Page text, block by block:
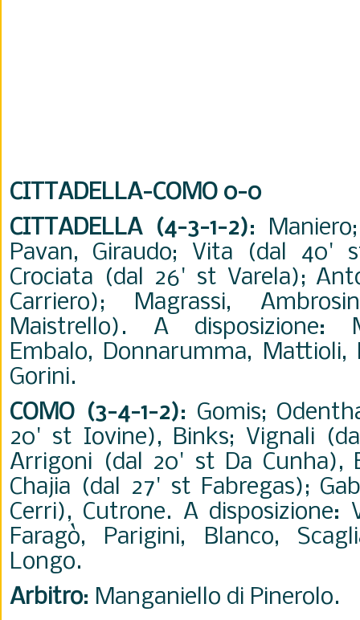
CITTADELLA-COMO 0-0
CITTADELLA (4-3-1-2):
Pavan, Giraudo; Vita (dal 40'
Crociata (dal 26' st Varela);
Carriero); Magrassi,
Maistrello). A disposizione:
Embalo, Donnarumma,
Gorini.
COMO (3-4-1-2): Gomis;
20' st Iovine), Binks; Vignali
Arrigoni (dal 20' st Da Cunha),
Chajia (dal 27' st Fabregas);
Cerri), Cutrone. A disposizione:
Faragò, Parigini, Blanco,
Longo.
Arbitro: Manganiello di Pinerolo.